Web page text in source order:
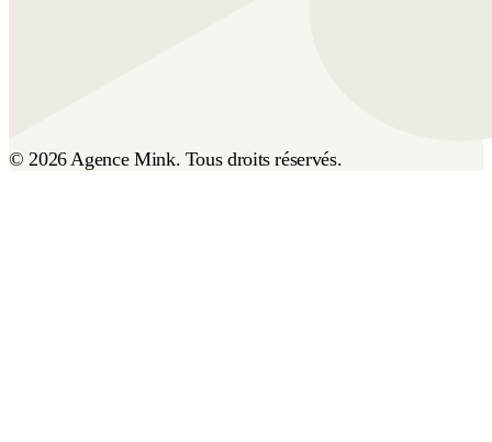
© 2026 Agence Mink. Tous droits réservés.